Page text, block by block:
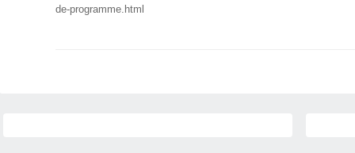
de-programme.html